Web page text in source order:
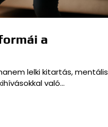
a
lelki kitartás, mentális
való…